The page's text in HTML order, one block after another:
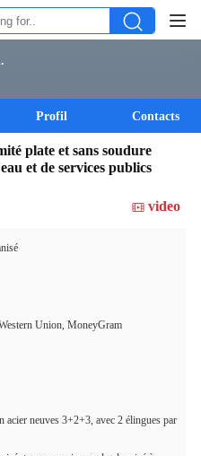
Profil Contacts
plate et sans soudure
et de services publics
video
Union, MoneyGram
acier neuves 3+2+3, avec 2 élingues par